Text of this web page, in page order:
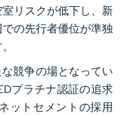
リスクが低下し、新
の先行者優位が準独
競争の場となってい
プラチナ認証の追求
ットセメントの採用